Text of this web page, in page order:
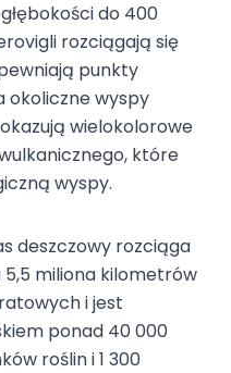
do 400
rozciągają się
punkty
okoliczne wyspy
wielokolorowe
które
wyspy.
deszczowy rozciąga
5,5 miliona kilometrów
i jest
ponad 40 000
roślin i 1 300